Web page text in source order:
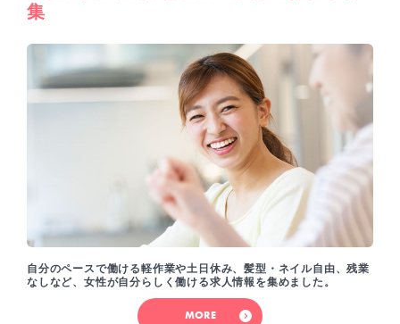
集
自分のペースで働ける軽作業や土日休み、髪型・ネイル自由、残業
なしなど、女性が自分らしく働ける求人情報を集めました。
MORE